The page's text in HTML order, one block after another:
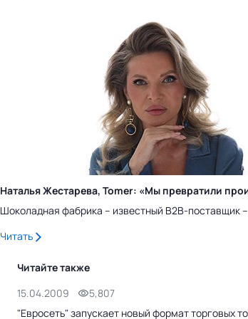
Наталья Жестарева, Tomer: «Мы превратили
Шоколадная фабрика – известный B2B-поставщик
Читать
Читайте также
15.04.2009
5,807
"Евросеть" запускает новый формат торговых